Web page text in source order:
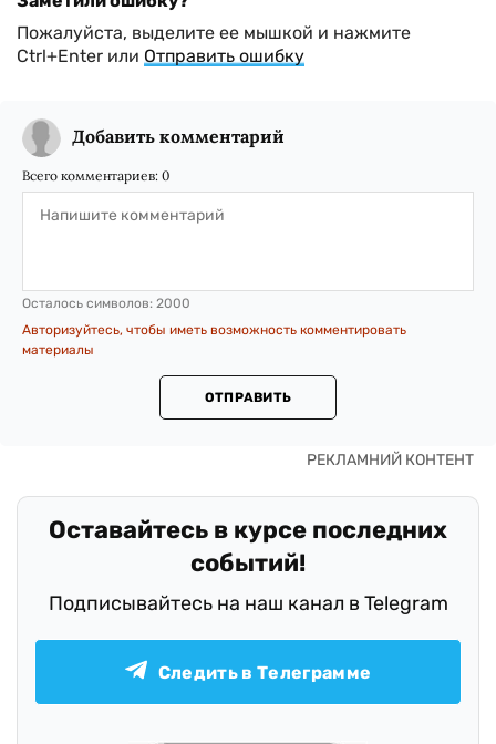
Пожалуйста, выделите ее мышкой и нажмите
Ctrl+Enter или Отправить ошибку
Добавить комментарий
Всего комментариев: 0
Осталось символов: 2000
Авторизуйтесь, чтобы иметь возможность комментировать
материалы
ОТПРАВИТЬ
Оставайтесь в курсе последних
событий!
Подписывайтесь на наш канал в Telegram
Следить в Телеграмме